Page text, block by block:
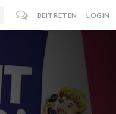
BEITRETEN LOGIN